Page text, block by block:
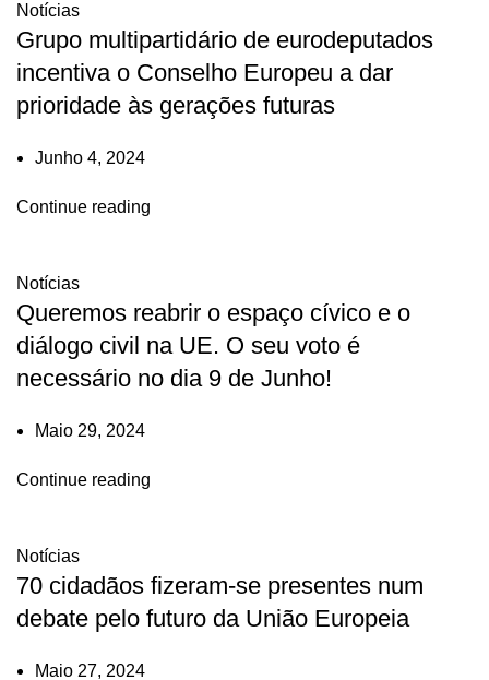
Notícias
Grupo multipartidário de eurodeputados
incentiva o Conselho Europeu a dar
prioridade às gerações futuras
Junho 4, 2024
Continue reading
Notícias
Queremos reabrir o espaço cívico e o
diálogo civil na UE. O seu voto é
necessário no dia 9 de Junho!
Maio 29, 2024
Continue reading
Notícias
70 cidadãos fizeram-se presentes num
debate pelo futuro da União Europeia
Maio 27, 2024